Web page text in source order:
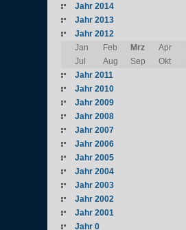
Jahr 2014
Jahr 2013
Jahr 2012
Jan
Feb Mrz Apr
Jul
Aug Sep Okt
Jahr 2011
Jahr 2010
Jahr 2009
Jahr 2008
Jahr 2007
Jahr 2006
Jahr 2005
Jahr 2004
Jahr 2003
Jahr 2002
Jahr 2001
Jahr 0